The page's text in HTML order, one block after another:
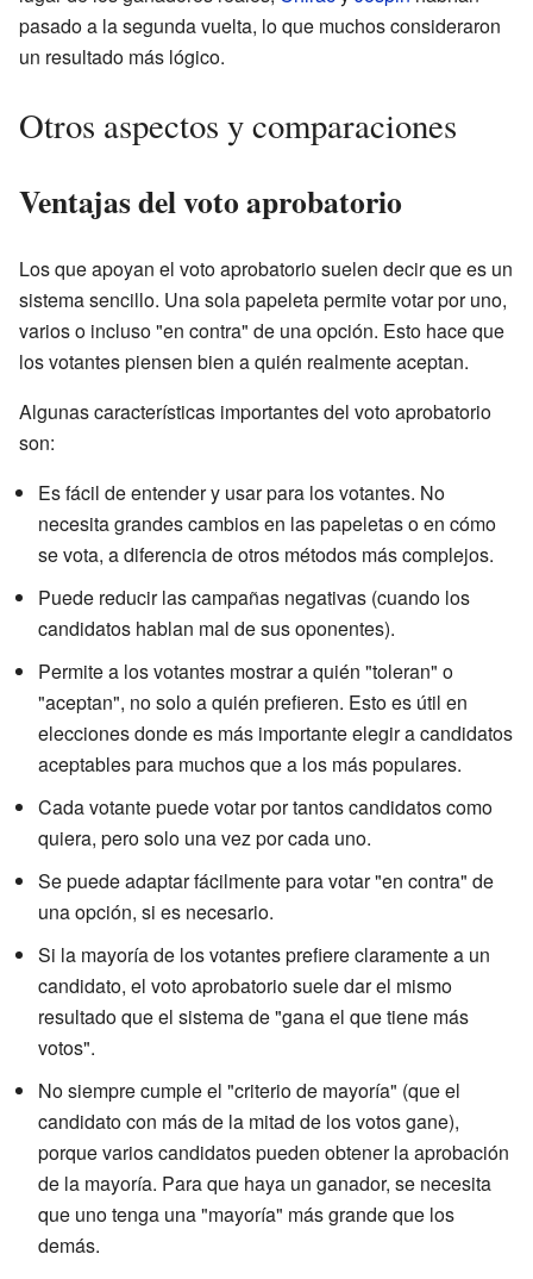
pasado a la segunda vuelta, lo que muchos consideraron
un resultado más lógico.
Otros aspectos y comparaciones
Ventajas del voto aprobatorio
Los que apoyan el voto aprobatorio suelen decir que es un
sistema sencillo. Una sola papeleta permite votar por uno,
varios o incluso "en contra" de una opción. Esto hace que
los votantes piensen bien a quién realmente aceptan.
Algunas características importantes del voto aprobatorio
son:
Es fácil de entender y usar para los votantes. No
necesita grandes cambios en las papeletas o en cómo
se vota, a diferencia de otros métodos más complejos.
Puede reducir las campañas negativas (cuando los
candidatos hablan mal de sus oponentes).
Permite a los votantes mostrar a quién "toleran" o
"aceptan", no solo a quién prefieren. Esto es útil en
elecciones donde es más importante elegir a candidatos
aceptables para muchos que a los más populares.
Cada votante puede votar por tantos candidatos como
quiera, pero solo una vez por cada uno.
Se puede adaptar fácilmente para votar "en contra" de
una opción, si es necesario.
Si la mayoría de los votantes prefiere claramente a un
candidato, el voto aprobatorio suele dar el mismo
resultado que el sistema de "gana el que tiene más
votos".
No siempre cumple el "criterio de mayoría" (que el
candidato con más de la mitad de los votos gane),
porque varios candidatos pueden obtener la aprobación
de la mayoría. Para que haya un ganador, se necesita
que uno tenga una "mayoría" más grande que los
demás.